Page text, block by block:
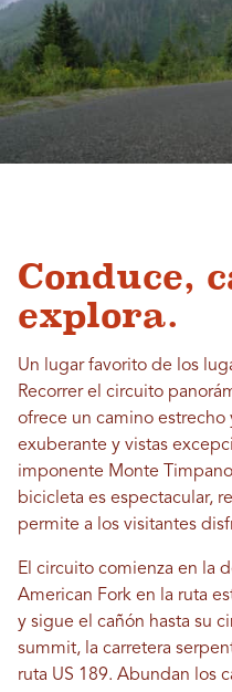
Conduce,
explora.
Un lugar favorito de los
Recorrer el circuito
ofrece un camino estrecho
exuberante y vistas
imponente Monte
bicicleta es espectacular,
permite a los visitantes
El circuito comienza en la
American Fork en la ruta
y sigue el cañón hasta su
summit, la carretera
ruta US 189. Abundan los